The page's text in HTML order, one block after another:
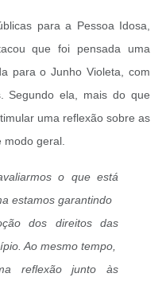
para a Pessoa Idosa,
que foi pensada uma
para o Junho Violeta, com
Segundo ela, mais do que
uma reflexão sobre as
geral.
o que está
estamos garantindo
dos direitos das
Ao mesmo tempo,
reflexão junto às